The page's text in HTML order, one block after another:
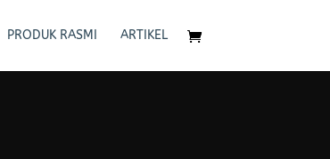
PRODUK RASMI ARTIKEL